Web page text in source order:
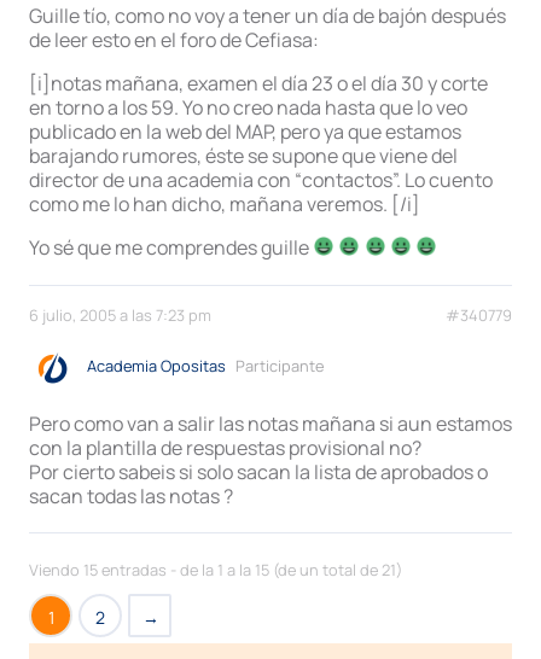
Guille tío, como no voy a tener un día de bajón después
de leer esto en el foro de Cefiasa:
[i]notas mañana, examen el día 23 o el día 30 y corte
en torno a los 59. Yo no creo nada hasta que lo veo
publicado en la web del MAP, pero ya que estamos
barajando rumores, éste se supone que viene del
director de una academia con “contactos”. Lo cuento
como me lo han dicho, mañana veremos. [/i]
Yo sé que me comprendes guille
6 julio, 2005 a las 7:23 pm #340779
Academia Opositas Participante
Pero como van a salir las notas mañana si aun estamos
con la plantilla de respuestas provisional no?
Por cierto sabeis si solo sacan la lista de aprobados o
sacan todas las notas ?
Viendo 15 entradas - de la 1 a la 15 (de un total de 21)
1 2 →